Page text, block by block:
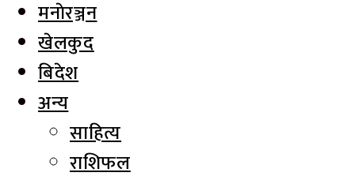
मनाेरञ्जन
खेलकुद
बिदेश
अन्य
साहित्य
राशिफल